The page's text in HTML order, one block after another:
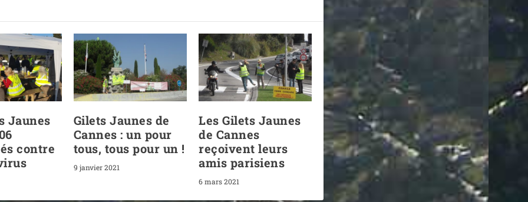
Jaunes
contre
Gilets Jaunes de
Cannes : un pour
tous, tous pour un !
9 janvier 2021
Les Gilets Jaunes
de Cannes
reçoivent leurs
amis parisiens
6 mars 2021